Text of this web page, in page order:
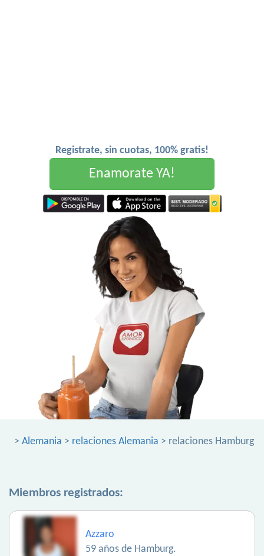
Registrate, sin cuotas, 100% gratis!
Enamorate YA!
> Alemania > relaciones Alemania > relaciones Hamburg
Miembros registrados:
Azzaro
59 años de Hamburg.